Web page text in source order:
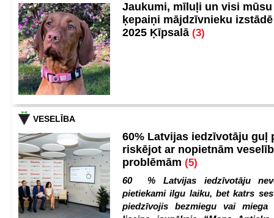
Jaukumi, mīluļi un visi
ķepaiņi mājdzīvnieku
2025 Ķīpsalā (3)
VESELĪBA
60% Latvijas iedzīvotāju guļ
riskējot ar nopietnām
problēmām (5)
60 % Latvijas iedzīvotāju
pietiekami ilgu laiku, bet katrs
piedzīvojis bezmiegu vai miega